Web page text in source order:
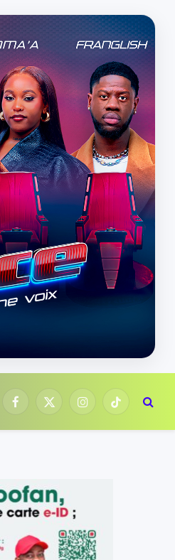
Facebook
X
InstagramTikTok